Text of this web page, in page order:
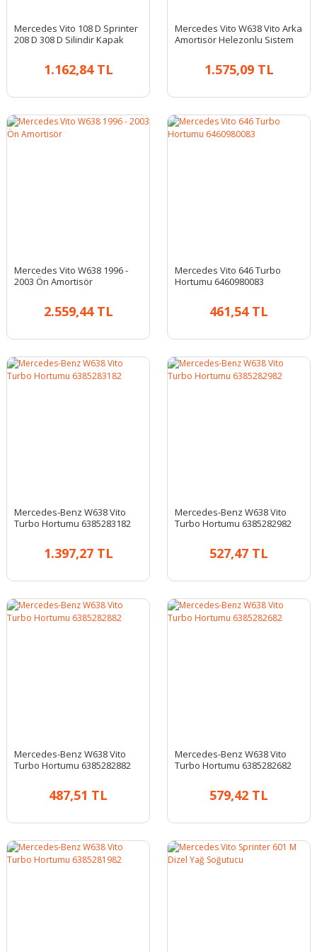
Mercedes Vito 108 D Sprinter
208 D 308 D Silindir Kapak
1.162,84 TL
Mercedes Vito W638 Vito Arka
Amortisör Helezonlu Sistem
1.575,09 TL
Mercedes Vito W638 1996 -
2003 Ön Amortisör
2.559,44 TL
Mercedes Vito 646 Turbo
Hortumu 6460980083
461,54 TL
Mercedes-Benz W638 Vito
Turbo Hortumu 6385283182
1.397,27 TL
Mercedes-Benz W638 Vito
Turbo Hortumu 6385282982
527,47 TL
Mercedes-Benz W638 Vito
Turbo Hortumu 6385282882
487,51 TL
Mercedes-Benz W638 Vito
Turbo Hortumu 6385282682
579,42 TL